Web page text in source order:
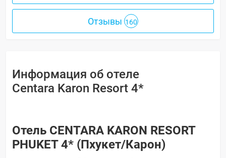
Отзывы 160
Информация об отеле
Centara Karon Resort 4*
Отель CENTARA KARON RESORT
PHUKET 4* (Пхукет/Карон)